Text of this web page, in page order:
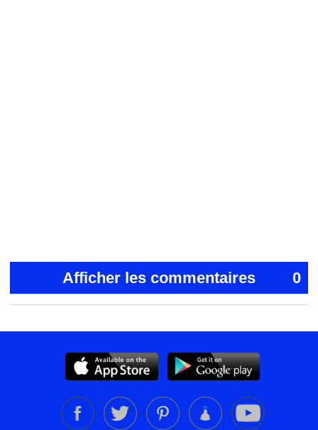
Afficher les commentaires 0